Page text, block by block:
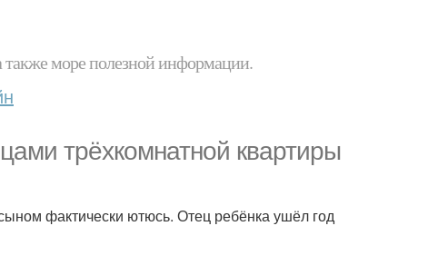
также море полезной информации.
трёхкомнатной квартиры
фактически ютюсь. Отец ребёнка ушёл год